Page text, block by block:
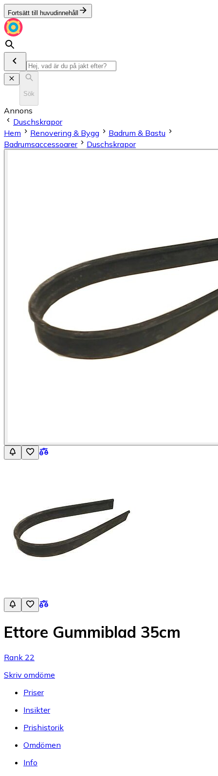
Fortsätt till huvudinnehåll
Sök
Annons
Duschskrapor
Hem
Renovering & Bygg
Badrum & Bastu
Badrumsaccessoarer
Duschskrapor
Ettore Gummiblad 35cm
Rank 22
Skriv omdöme
Priser
Insikter
Prishistorik
Omdömen
Info